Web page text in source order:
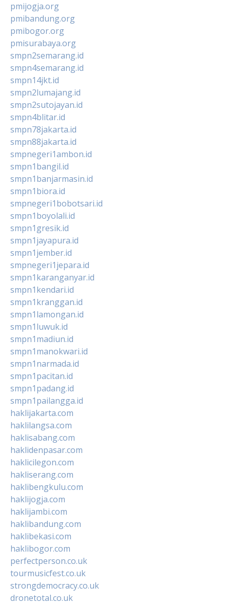
pmijogja.org
pmibandung.org
pmibogor.org
pmisurabaya.org
smpn2semarang.id
smpn4semarang.id
smpn14jkt.id
smpn2lumajang.id
smpn2sutojayan.id
smpn4blitar.id
smpn78jakarta.id
smpn88jakarta.id
smpnegeri1ambon.id
smpn1bangil.id
smpn1banjarmasin.id
smpn1biora.id
smpnegeri1bobotsari.id
smpn1boyolali.id
smpn1gresik.id
smpn1jayapura.id
smpn1jember.id
smpnegeri1jepara.id
smpn1karanganyar.id
smpn1kendari.id
smpn1kranggan.id
smpn1lamongan.id
smpn1luwuk.id
smpn1madiun.id
smpn1manokwari.id
smpn1narmada.id
smpn1pacitan.id
smpn1padang.id
smpn1pailangga.id
haklijakarta.com
haklilangsa.com
haklisabang.com
haklidenpasar.com
haklicilegon.com
hakliserang.com
haklibengkulu.com
haklijogja.com
haklijambi.com
haklibandung.com
haklibekasi.com
haklibogor.com
perfectperson.co.uk
tourmusicfest.co.uk
strongdemocracy.co.uk
dronetotal.co.uk